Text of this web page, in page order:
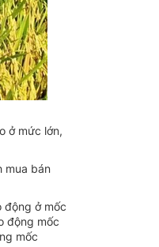
ở mức lớn,
mua bán
động ở mốc
động mốc
mốc